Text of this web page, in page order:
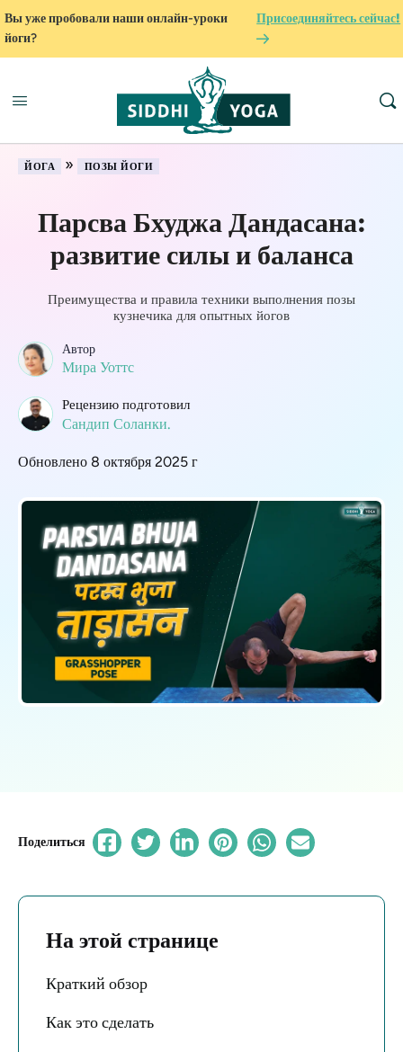
Вы уже пробовали наши онлайн-уроки
йоги?
Присоединяйтесь сейчас!
ЙОГА » ПОЗЫ ЙОГИ
Парсва Бхуджа Дандасана:
развитие силы и баланса
Преимущества и правила техники выполнения позы
кузнечика для опытных йогов
Автор
Мира Уоттс
Рецензию подготовил
Сандип Соланки.
Обновлено 8 октября 2025 г
Поделиться
На этой странице
Краткий обзор
Как это сделать